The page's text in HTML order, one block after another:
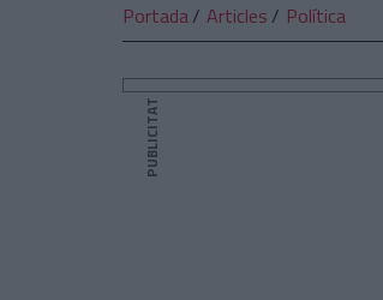
Portada Articles Política
PUBLICITAT